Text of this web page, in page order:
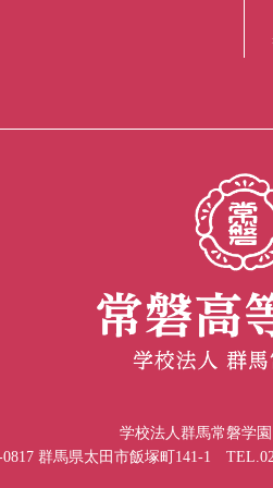
学校法人群馬常磐学
0817 群馬県太田市飯塚町141-1